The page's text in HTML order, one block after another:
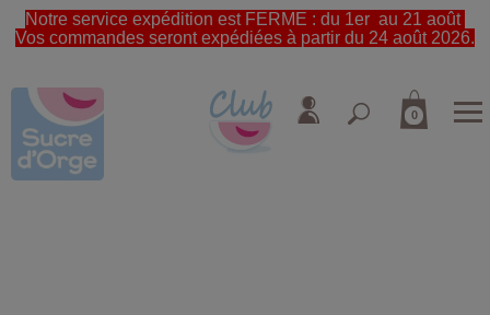
Notre service expédition est FERME : du 1er au 21 août
Vos commandes seront expédiées à partir du 24 août 2026.
0